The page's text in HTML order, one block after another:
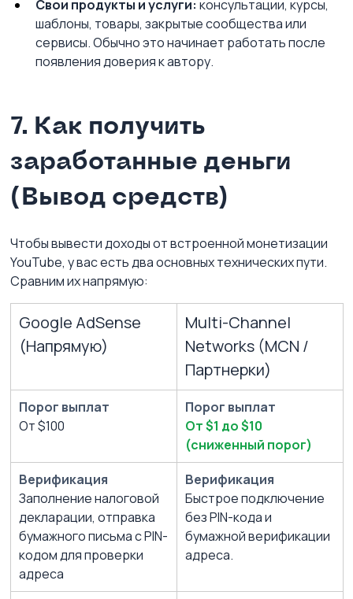
Свои продукты и услуги: консультации, курсы,
шаблоны, товары, закрытые сообщества или
сервисы. Обычно это начинает работать после
появления доверия к автору.
7. Как получить
заработанные деньги
(Вывод средств)
Чтобы вывести доходы от встроенной монетизации
YouTube, у вас есть два основных технических пути.
Сравним их напрямую:
Google AdSense
(Напрямую)
Multi-Channel
Networks (MCN /
Партнерки)
Порог выплат
От $100
Порог выплат
От $1 до $10
(сниженный порог)
Верификация
Заполнение налоговой
декларации, отправка
бумажного письма с PIN-
кодом для проверки
адреса
Верификация
Быстрое подключение
без PIN-кода и
бумажной верификации
адреса.